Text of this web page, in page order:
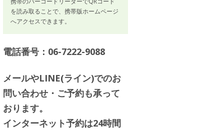
を読み取ることで、携帯版ホームページ
へアクセスできます。
電話番号：06-7222-9088
メールやLINE(ライン)でのお
問い合わせ・ご予約も承って
おります。
インターネット予約は24時間